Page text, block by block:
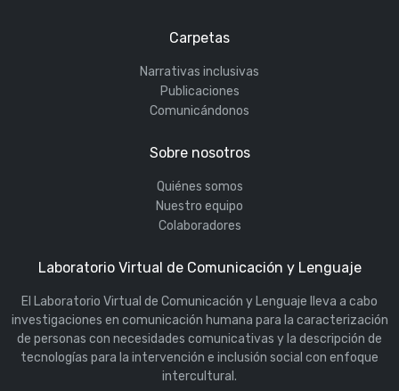
Carpetas
Narrativas inclusivas
Publicaciones
Comunicándonos
Sobre nosotros
Quiénes somos
Nuestro equipo
Colaboradores
Laboratorio Virtual de Comunicación y Lenguaje
El Laboratorio Virtual de Comunicación y Lenguaje lleva a cabo
investigaciones en comunicación humana para la caracterización
de personas con necesidades comunicativas y la descripción de
tecnologías para la intervención e inclusión social con enfoque
intercultural.